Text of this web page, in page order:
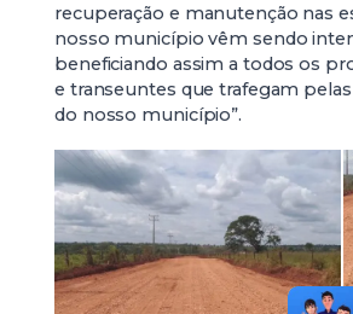
recuperação e manutenção nas
nosso município vêm sendo
beneficiando assim a todos os
e transeuntes que trafegam pelas
do nosso município”.